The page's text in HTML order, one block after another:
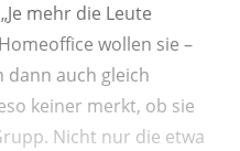
mehr die Leute
wollen sie –
dann auch gleich
keiner merkt, ob sie
Nicht nur die etwa